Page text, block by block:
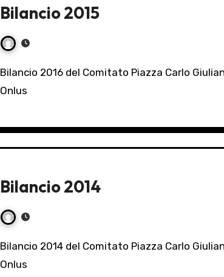
Bilancio 2015
Bilancio 2016 del Comitato Piazza Carlo Giuliani
Onlus
Bilancio 2014
Bilancio 2014 del Comitato Piazza Carlo Giuliani
Onlus